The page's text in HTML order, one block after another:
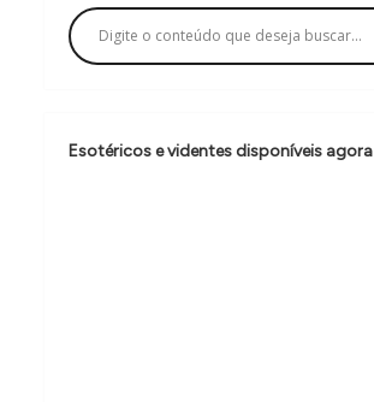
ç
ã
d
Esotéricos e videntes disponíveis agora